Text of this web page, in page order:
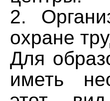
2.
охране
Для
иметь